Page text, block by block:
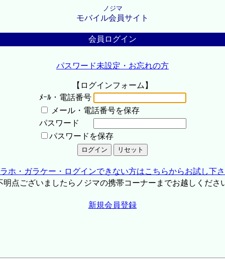
ノジマ
モバイル会員サイト
会員ログイン
パスワード未設定・お忘れの方
【ログインフォーム】
ﾒｰﾙ・電話番号
メール・電話番号を保存
パスワード
パスワードを保存
ホ・ガラケー・ログインできない方はこちらからお試し下
点ございましたらノジマの携帯コーナーまでお越しくださ
新規会員登録